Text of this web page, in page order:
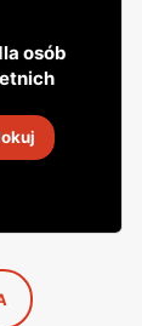
Soplica
osób